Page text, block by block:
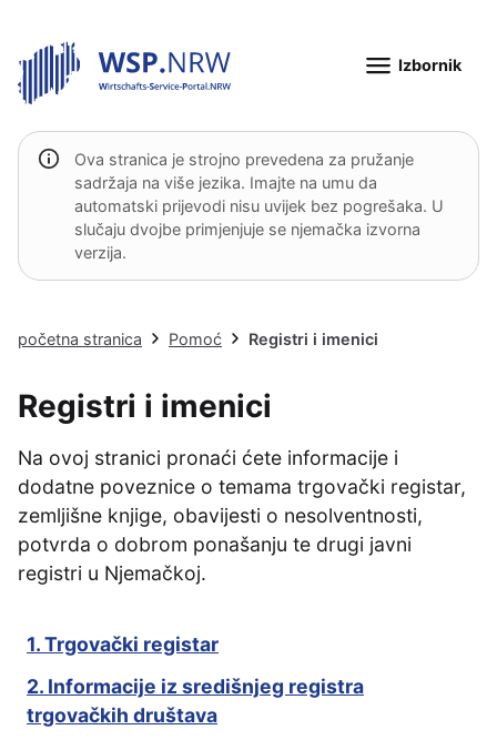
Izbornik
Ova stranica je strojno prevedena za pružanje
sadržaja na više jezika. Imajte na umu da
automatski prijevodi nisu uvijek bez pogrešaka. U
slučaju dvojbe primjenjuje se njemačka izvorna
verzija.
početna stranica Pomoć Registri i imenici
Registri i imenici
Na ovoj stranici pronaći ćete informacije i
dodatne poveznice o temama trgovački registar,
zemljišne knjige, obavijesti o nesolventnosti,
potvrda o dobrom ponašanju te drugi javni
registri u Njemačkoj.
1. Trgovački registar
2. Informacije iz središnjeg registra
trgovačkih društava